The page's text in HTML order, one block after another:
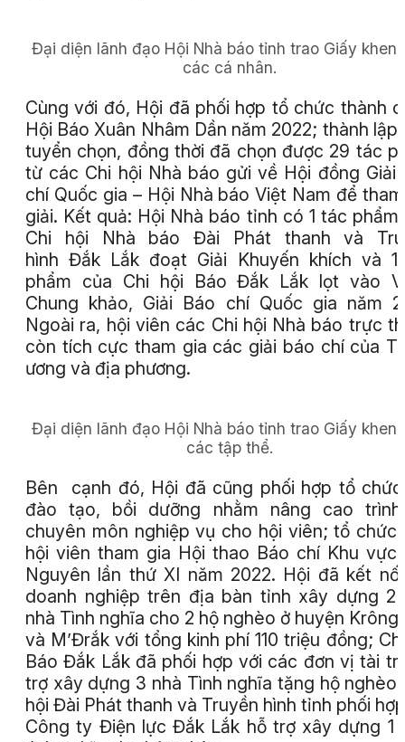
Đại diện lãnh đạo Hội Nhà báo tỉnh trao Giấy khen
các cá nhân.
Cùng với đó, Hội đã phối hợp tổ chức thành
Hội Báo Xuân Nhâm Dần năm 2022; thành lập
tuyển chọn, đồng thời đã chọn được 29 tác
từ các Chi hội Nhà báo gửi về Hội đồng Giải
chí Quốc gia – Hội Nhà báo Việt Nam để
giải. Kết quả: Hội Nhà báo tỉnh có 1 tác phẩm
Chi hội Nhà báo Đài Phát thanh và
hình Đắk Lắk đoạt Giải Khuyến khích và
phẩm của Chi hội Báo Đắk Lắk lọt vào
Chung khảo, Giải Báo chí Quốc gia năm
Ngoài ra, hội viên các Chi hội Nhà báo trực
còn tích cực tham gia các giải báo chí của
ương và địa phương.
Đại diện lãnh đạo Hội Nhà báo tỉnh trao Giấy khen
các tập thể.
Bên cạnh đó, Hội đã cũng phối hợp tổ
đào tạo, bồi dưỡng nhằm nâng cao
chuyên môn nghiệp vụ cho hội viên; tổ chức
hội viên tham gia Hội thao Báo chí Khu vực
Nguyên lần thứ XI năm 2022. Hội đã kết
doanh nghiệp trên địa bàn tỉnh xây dựng 2
nhà Tình nghĩa cho 2 hộ nghèo ở huyện Krông
và M’Đrắk với tổng kinh phí 110 triệu đồng;
Báo Đắk Lắk đã phối hợp với các đơn vị tài
trợ xây dựng 3 nhà Tình nghĩa tặng hộ
hội Đài Phát thanh và Truyền hình tỉnh phối
Công ty Điện lực Đắk Lắk hỗ trợ xây dựng 1